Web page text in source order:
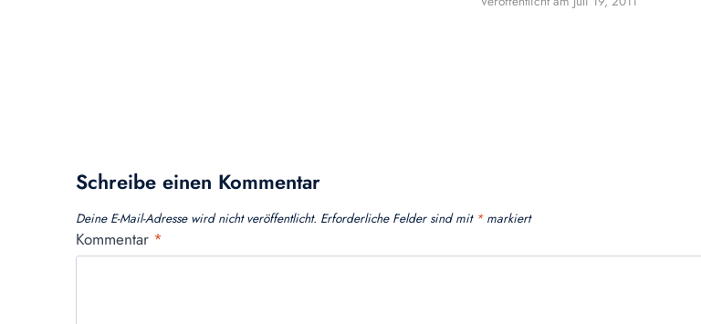
Schreibe einen Kommentar
Deine E-Mail-Adresse wird nicht veröffentlicht. Erforderliche Felder sind mit *markiert
Kommentar *